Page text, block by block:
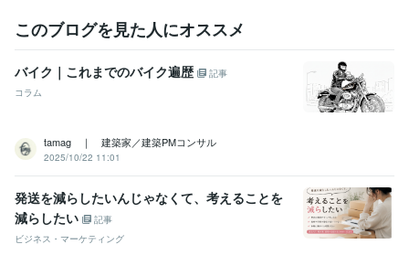
このブログを見た人にオススメ
バイク｜これまでのバイク遍歴
記事
コラム
tamag ｜ 建築家／建築PMコンサル
2025/10/22 11:01
発送を減らしたいんじゃなくて、考えることを
減らしたい
記事
ビジネス・マーケティング